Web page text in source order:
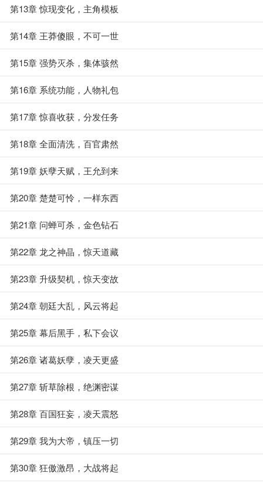
第13章 惊现变化，主角模板
第14章 王莽傻眼，不可一世
第15章 强势灭杀，集体骇然
第16章 系统功能，人物礼包
第17章 惊喜收获，分发任务
第18章 全面清洗，百官肃然
第19章 妖孽天赋，王允到来
第20章 楚楚可怜，一样东西
第21章 问蝉可杀，金色钻石
第22章 龙之神晶，惊天道藏
第23章 升级契机，惊天变故
第24章 朝廷大乱，风云将起
第25章 幕后黑手，私下会议
第26章 诸葛妖孽，凌天更盛
第27章 斩草除根，绝渊密谋
第28章 百国狂妄，凌天震怒
第29章 我为大帝，镇压一切
第30章 狂傲激昂，大战将起